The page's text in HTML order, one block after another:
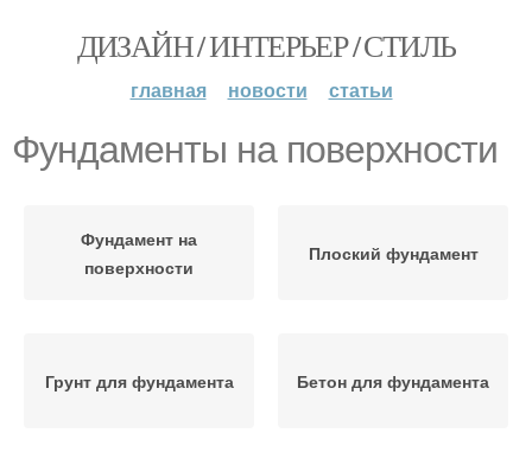
ДИЗАЙН / ИНТЕРЬЕР / СТИЛЬ
главная новости статьи
Фундаменты на поверхности
Фундамент на
поверхности
Плоский фундамент
Грунт для фундамента Бетон для фундамента